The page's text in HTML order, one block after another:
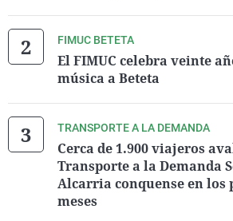
FIMUC BETETA
El FIMUC celebra veinte
música a Beteta
TRANSPORTE A LA DEMANDA
Cerca de 1.900 viajeros
Transporte a la Demanda
Alcarria conquense en los
meses